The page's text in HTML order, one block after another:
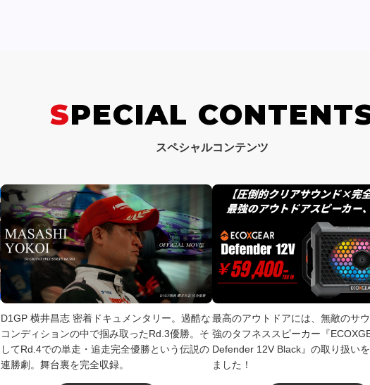
SPECIAL
スペシャルコンテンツ
D1GP 横井昌志 密着ドキュメンタリー。過酷な
コンディションの中で掴み取ったRd.3優勝。そ
してRd.4での単走・追走完全優勝という伝説の
連勝劇。舞台裏を完全収録。
最高のアウトドアには、無敵のサ
強のタフネススピーカー『
Defender 12V Black』の取り扱い
ました！